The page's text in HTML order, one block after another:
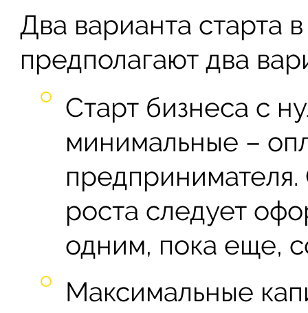
Два варианта старта
предполагают два
Старт бизнеса с
минимальные –
роста следует
одним, пока еще,
Максимальные